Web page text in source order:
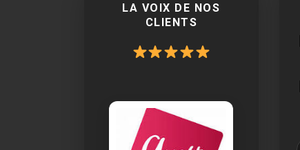
LA VOIX DE NOS
CLIENTS